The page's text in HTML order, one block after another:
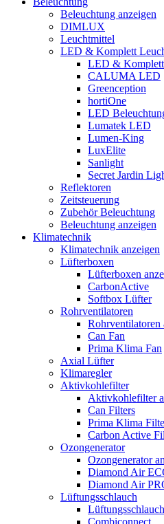
Beleuchtung anzeigen
DIMLUX
Leuchtmittel
LED & Komplett
LED & Komplett
CALUMA LED
Greenception
hortiOne
LED
Lumatek LED
Lumen-King
LuxElite
Sanlight
Secret Jardin
Reflektoren
Zeitsteuerung
Zubehör Beleuchtung
Beleuchtung anzeigen
Klimatechnik
Klimatechnik anzeigen
Lüfterboxen
Lüfterboxen
CarbonActive
Softbox Lüfter
Rohrventilatoren
Rohrventilatoren
Can Fan
Prima Klima Fan
Axial Lüfter
Klimaregler
Aktivkohlefilter
Aktivkohlefilter
Can Filters
Prima Klima
Carbon Active
Ozongenerator
Ozongenerator
Diamond Air
Diamond Air
Lüftungsschlauch
Combiconnect